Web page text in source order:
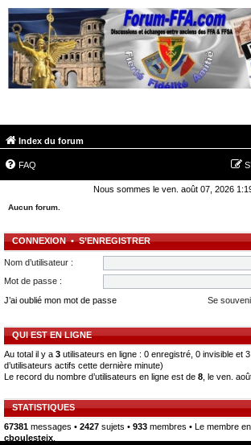
Index du forum
FAQ
Nous sommes le ven. août 07, 2026
Aucun forum.
CONNEXION•S’ENREGISTRER
Nom d’utilisateur :
Mot de passe :
J’ai oublié mon mot de passe
Se
QUI EST EN LIGNE
Au total il y a 3 utilisateurs en ligne : 0 enregistré, 0 invisible et
d’utilisateurs actifs cette dernière minute)
Le record du nombre d’utilisateurs en ligne est de 8 , le ven.
STATISTIQUES
67381 messages • 2427 sujets • 933 membres • Le membre
cboulesteix